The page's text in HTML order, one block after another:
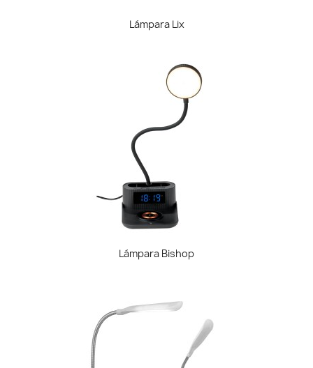
Lámpara Lix
Lámpara Bishop